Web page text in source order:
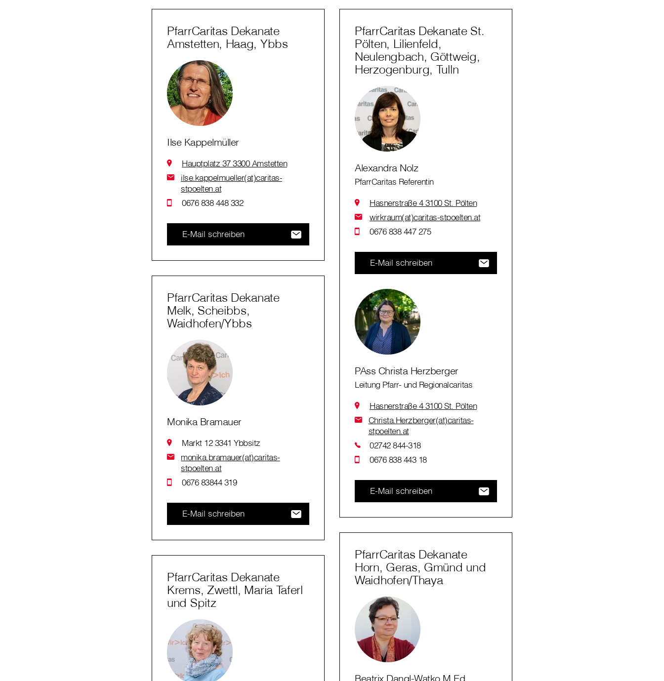
PfarrCaritas Dekanate
Amstetten, Haag, Ybbs
Ilse Kappelmüller
Hauptplatz 37 3300 Amstetten
ilse.kappelmueller(at)caritas-
stpoelten.at
0676 838 448 332
E-Mail schreiben
PfarrCaritas Dekanate St.
Pölten, Lilienfeld,
Neulengbach, Göttweig,
Herzogenburg, Tulln
Alexandra Nolz
PfarrCaritas Referentin
Hasnerstraße 4 3100 St. Pölten
wirkraum(at)caritas-stpoelten.at
0676 838 447 275
E-Mail schreiben
PAss Christa Herzberger
Leitung Pfarr- und Regionalcaritas
Hasnerstraße 4 3100 St. Pölten
Christa.Herzberger(at)caritas-
stpoelten.at
02742 844-318
0676 838 443 18
E-Mail schreiben
PfarrCaritas Dekanate
Melk, Scheibbs,
Waidhofen/Ybbs
Monika Bramauer
Markt 12 3341 Ybbsitz
monika.bramauer(at)caritas-
stpoelten.at
0676 83844 319
E-Mail schreiben
PfarrCaritas Dekanate
Horn, Geras, Gmünd und
Waidhofen/Thaya
Beatrix Dangl-Watko M.Ed.
PfarrCaritas Dekanate
Krems, Zwettl, Maria Taferl
und Spitz